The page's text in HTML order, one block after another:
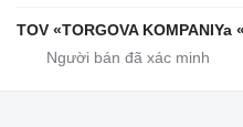
TOV «TORGOVA KOMPANIYa